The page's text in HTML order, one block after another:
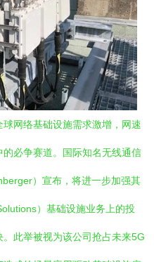
网络基础设施需求激增，网速
必争赛道。国际知名无线通信
）宣布，将进一步加强其
）基础设施业务上的投
此举被视为该公司抢占未来5G